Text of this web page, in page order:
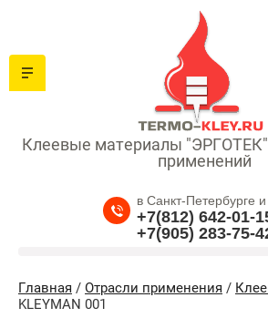
Клеевые материалы
применений
в Санкт-Петербурге
+7(812) 642-01-
+7(905) 283-75-
Главная / Отрасли применения /
KLEYMAN 001